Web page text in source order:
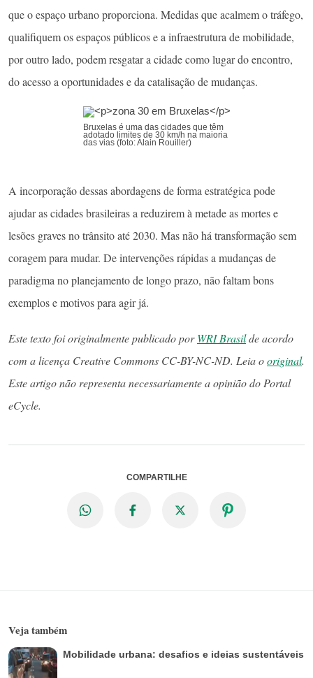
que o espaço urbano proporciona. Medidas que acalmem o tráfego,
qualifiquem os espaços públicos e a infraestrutura de mobilidade,
por outro lado, podem resgatar a cidade como lugar do encontro,
do acesso a oportunidades e da catalisação de mudanças.
Bruxelas é uma das cidades que têm
adotado limites de 30 km/h na maioria
das vias (foto: Alain Rouiller)
A incorporação dessas abordagens de forma estratégica pode
ajudar as cidades brasileiras a reduzirem à metade as mortes e
lesões graves no trânsito até 2030. Mas não há transformação sem
coragem para mudar. De intervenções rápidas a mudanças de
paradigma no planejamento de longo prazo, não faltam bons
exemplos e motivos para agir já.
Este texto foi originalmente publicado porWRI Brasilde acordo
com a licença Creative Commons CC-BY-NC-ND. Leia ooriginal.
Este artigo não representa necessariamente a opinião do Portal
eCycle.
COMPARTILHE
Veja também
Mobilidade urbana: desafios e ideias sustentáveis